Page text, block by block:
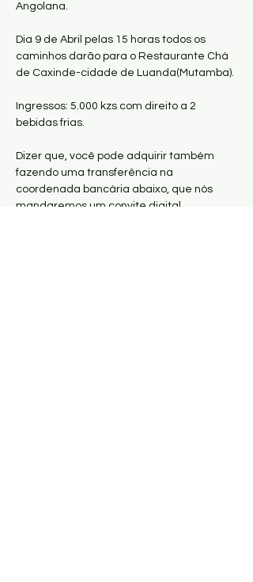
Angolana.
Dia 9 de Abril pelas 15 horas todos os
caminhos darão para o Restaurante Chá
de Caxinde-cidade de Luanda(Mutamba).
Ingressos: 5.000 kzs com direito a 2
bebidas frias.
Dizer que, você pode adquirir também
fazendo uma transferência na
coordenada bancária abaixo, que nós
mandaremos um convite digital